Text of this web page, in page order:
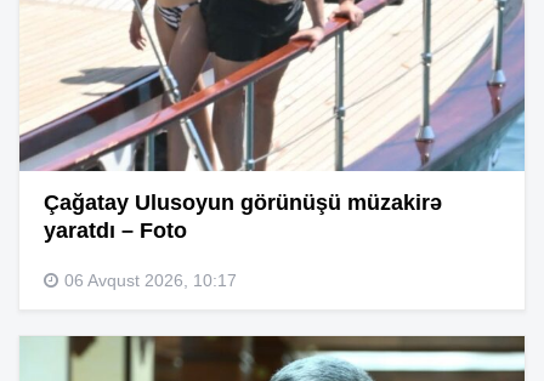
Çağatay Ulusoyun görünüşü müzakirə
yaratdı – Foto
06 Avqust 2026, 10:17